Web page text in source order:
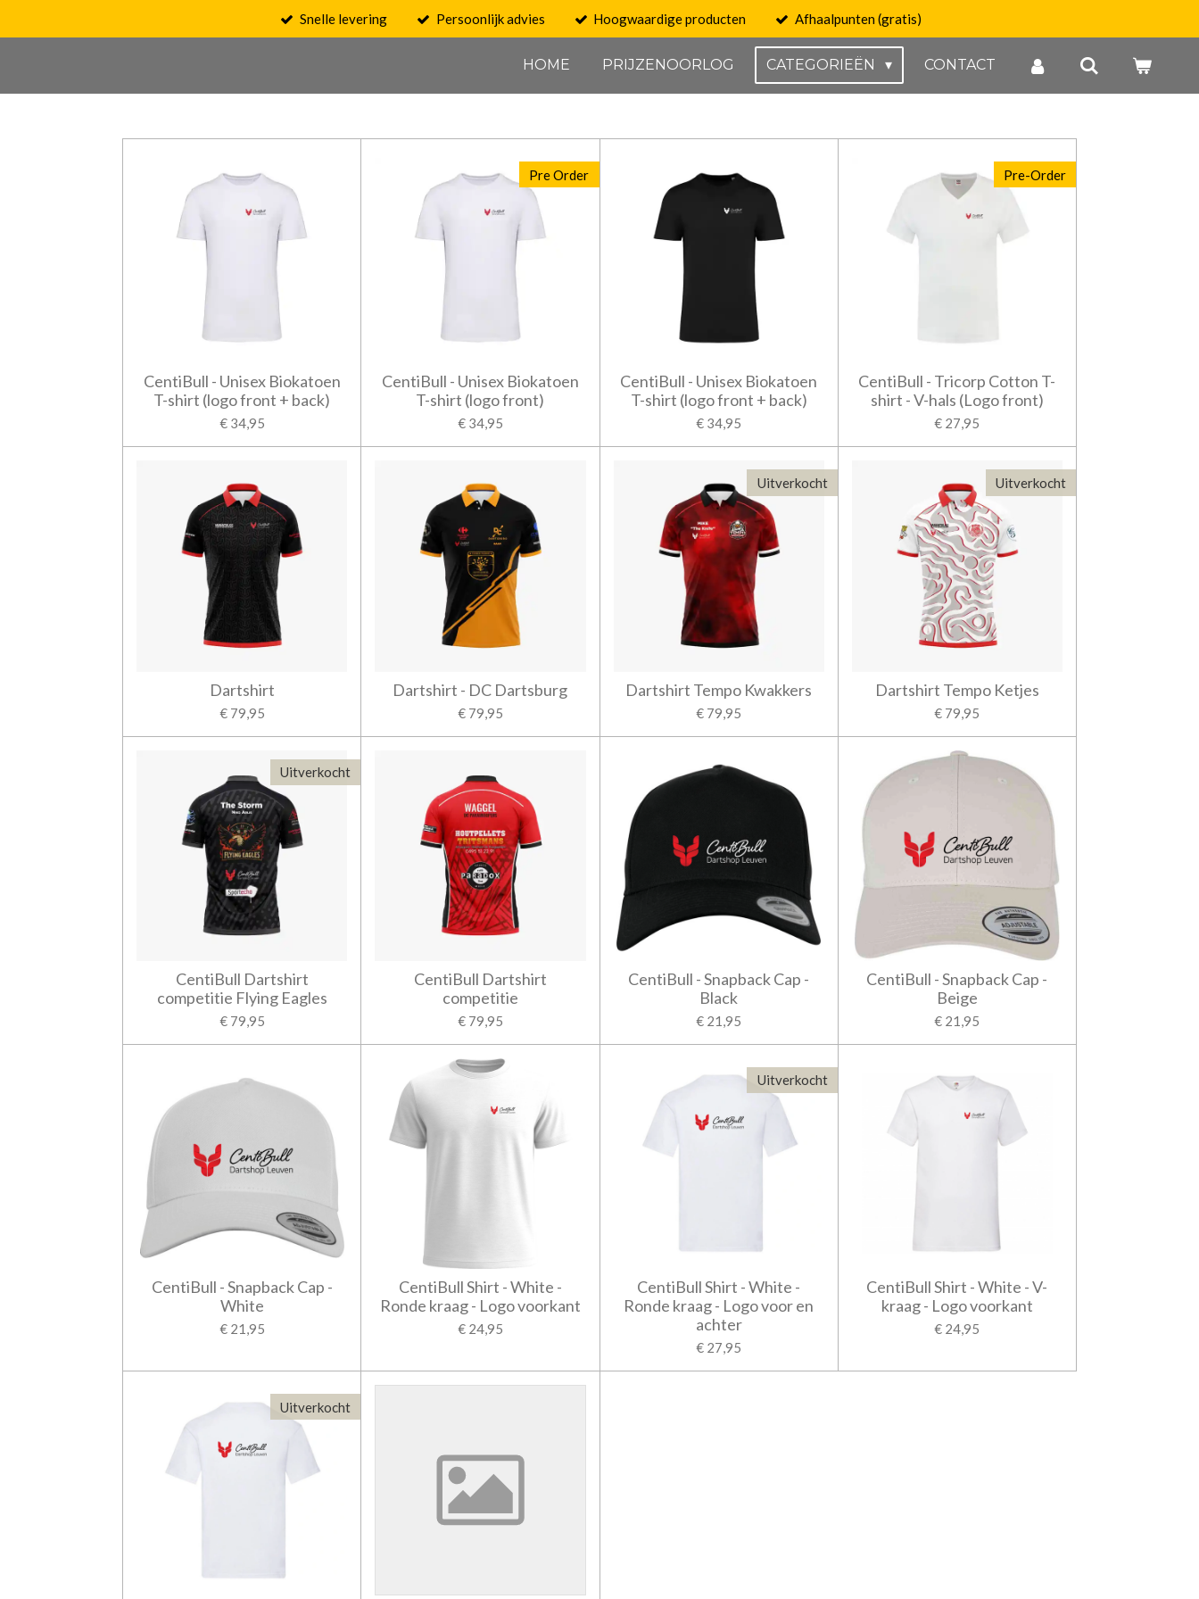
de
Snelle levering Persoonlijk advies Hoogwaardige producten Afhaalpunten (gratis)
HOME PRIJZENOORLOG CATEGORIEËN CONTACT
CentiBull - Unisex Biokatoen
T-shirt (logo front + back)
€ 34,95
Pre Order
CentiBull - Unisex Biokatoen
T-shirt (logo front)
€ 34,95
CentiBull - Unisex Biokatoen
T-shirt (logo front + back)
€ 34,95
Pre-Order
CentiBull - Tricorp Cotton T-
shirt - V-hals (Logo front)
€ 27,95
Dartshirt
€ 79,95
Dartshirt - DC Dartsburg
€ 79,95
Uitverkocht
Dartshirt Tempo Kwakkers
€ 79,95
Uitverkocht
Dartshirt Tempo Ketjes
€ 79,95
Uitverkocht
CentiBull Dartshirt
competitie Flying Eagles
€ 79,95
CentiBull Dartshirt
competitie
€ 79,95
CentiBull - Snapback Cap -
Black
€ 21,95
CentiBull - Snapback Cap -
Beige
€ 21,95
CentiBull - Snapback Cap -
White
€ 21,95
CentiBull Shirt - White -
Ronde kraag - Logo voorkant
€ 24,95
Uitverkocht
CentiBull Shirt - White -
Ronde kraag - Logo voor en
achter
€ 27,95
CentiBull Shirt - White - V-
kraag - Logo voorkant
€ 24,95
Uitverkocht